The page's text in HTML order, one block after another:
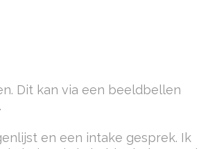
Dit kan via een beeldbellen
en een intake gesprek. Ik